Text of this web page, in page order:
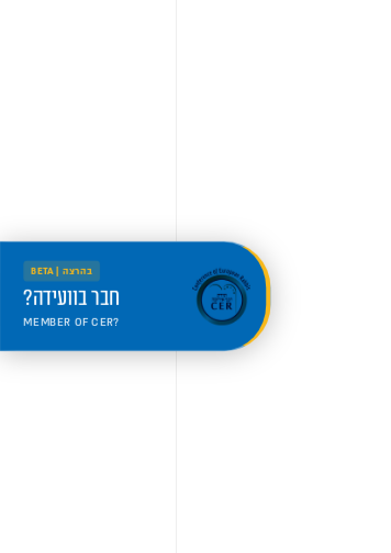
בהרצה | BETA
חבר בוועידה?
MEMBER OF CER?
Welcome to the new portal